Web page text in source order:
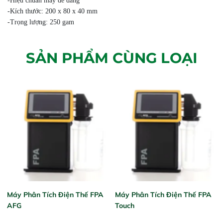
-Kích thước: 200 x 80 x 40 mm
-Trọng lượng: 250 gam
SẢN PHẨM CÙNG LOẠI
Máy Phân Tích Điện Thế FPA
AFG
Máy Phân Tích Điện Thế FPA
Touch